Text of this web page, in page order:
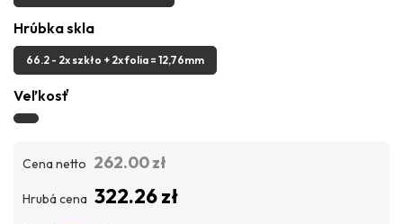
Hrúbka skla
66.2 - 2x szkło + 2x folia = 12,76mm
Veľkosť
Cena netto 262.00 zł
Hrubá cena 322.26 zł